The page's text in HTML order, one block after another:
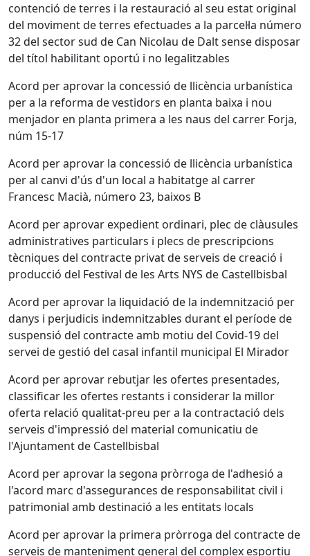
contenció de terres i la restauració al seu estat original
del moviment de terres efectuades a la parcel·la número
32 del sector sud de Can Nicolau de Dalt sense disposar
del títol habilitant oportú i no legalitzables
Acord per aprovar la concessió de llicència urbanística
per a la reforma de vestidors en planta baixa i nou
menjador en planta primera a les naus del carrer Forja,
núm 15-17
Acord per aprovar la concessió de llicència urbanística
per al canvi d'ús d'un local a habitatge al carrer
Francesc Macià, número 23, baixos B
Acord per aprovar expedient ordinari, plec de clàusules
administratives particulars i plecs de prescripcions
tècniques del contracte privat de serveis de creació i
producció del Festival de les Arts NYS de Castellbisbal
Acord per aprovar la liquidació de la indemnització per
danys i perjudicis indemnitzables durant el període de
suspensió del contracte amb motiu del Covid-19 del
servei de gestió del casal infantil municipal El Mirador
Acord per aprovar rebutjar les ofertes presentades,
classificar les ofertes restants i considerar la millor
oferta relació qualitat-preu per a la contractació dels
serveis d'impressió del material comunicatiu de
l'Ajuntament de Castellbisbal
Acord per aprovar la segona pròrroga de l'adhesió a
l'acord marc d'assegurances de responsabilitat civil i
patrimonial amb destinació a les entitats locals
Acord per aprovar la primera pròrroga del contracte de
serveis de manteniment general del complex esportiu